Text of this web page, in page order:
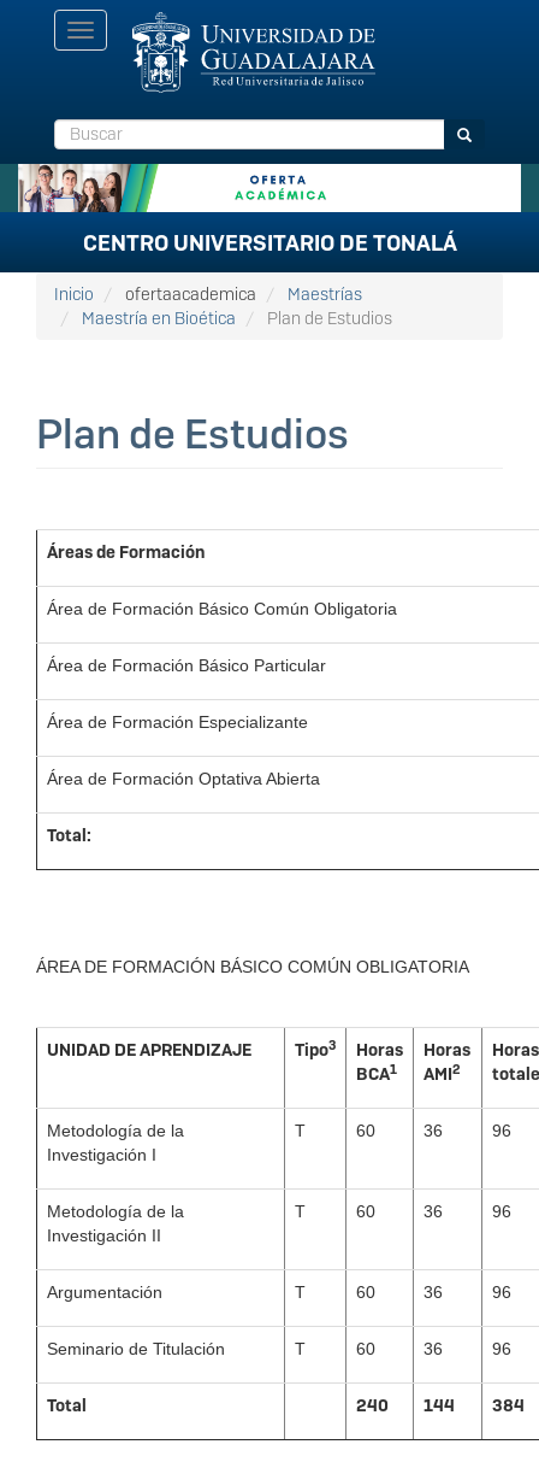
Toggle
navigation
Buscar Buscar
CENTRO UNIVERSITARIO DE TONALÁ
Inicio ofertaacademica
Maestrías
Maestría en Bioética
Plan de Estudios
Plan de Estudios
Áreas de Formación
Área de Formación Básico Común Obligatoria
Área de Formación Básico Particular
Área de Formación Especializante
Área de Formación Optativa Abierta
Total:
ÁREA DE FORMACIÓN BÁSICO COMÚN OBLIGATORIA
UNIDAD DE APRENDIZAJE Tipo3
Horas
BCA1
Horas
AMI2
Horas
Metodología de la
Investigación I
T 60 36 96
Metodología de la
Investigación II
T 60 36 96
Argumentación T 60 36 96
Seminario de Titulación T 60 36 96
Total 240 144 384